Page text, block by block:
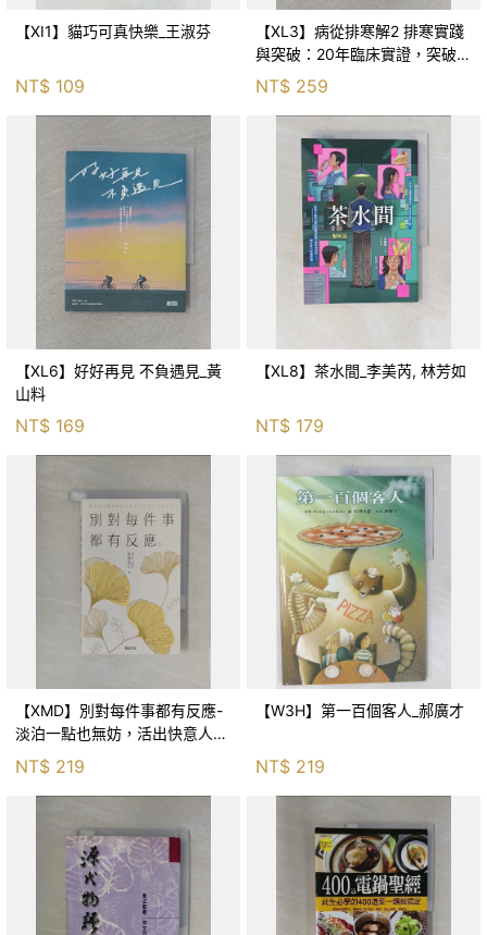
【XI1】貓巧可真快樂_王淑芬
NT$ 109
【XL3】病從排寒解2 排寒實踐
與突破：20年臨床實證，突破排
寒盲點，防治疫毒流感的中醫養
命方略！_李璧如
NT$ 259
【XL6】好好再見 不負遇見_黃
山料
NT$ 169
【XL8】茶水間_李美芮, 林芳如
NT$ 179
【XMD】別對每件事都有反應-
淡泊一點也無妨，活出快意人生
的99個禪練習！_枡野俊明, 黃
薇嬪
NT$ 219
【W3H】第一百個客人_郝廣才
NT$ 219